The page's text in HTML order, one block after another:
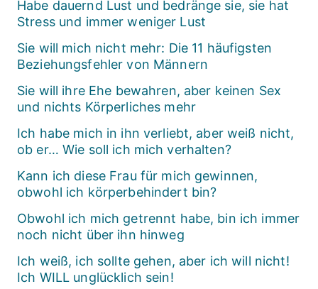
Habe dauernd Lust und bedränge sie, sie hat
Stress und immer weniger Lust
Sie will mich nicht mehr: Die 11 häufigsten
Beziehungsfehler von Männern
Sie will ihre Ehe bewahren, aber keinen Sex
und nichts Körperliches mehr
Ich habe mich in ihn verliebt, aber weiß nicht,
ob er… Wie soll ich mich verhalten?
Kann ich diese Frau für mich gewinnen,
obwohl ich körperbehindert bin?
Obwohl ich mich getrennt habe, bin ich immer
noch nicht über ihn hinweg
Ich weiß, ich sollte gehen, aber ich will nicht!
Ich WILL unglücklich sein!